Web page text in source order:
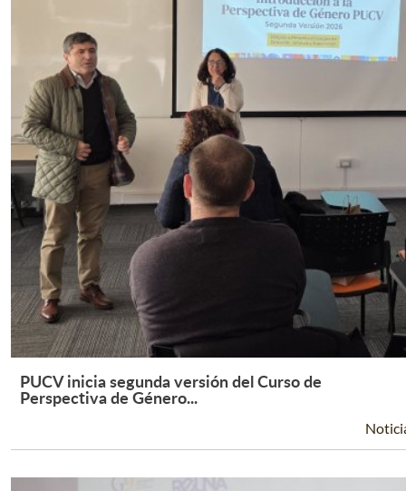
Leer Más +
PUCV inicia segunda versión del Curso de
Perspectiva de Género...